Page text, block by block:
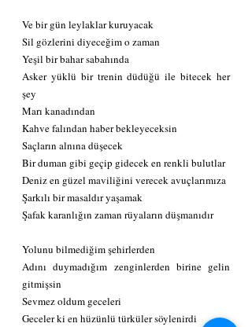
Ve bir gün leylaklar kuruyacak
Sil gözlerini diyeceğim o zaman
Yeşil bir bahar sabahında
Asker yüklü bir trenin düdüğü ile bitecek her
şey
Marı kanadından
Kahve falından haber bekleyeceksin
Saçların alnına düşecek
Bir duman gibi geçip gidecek en renkli bulutlar
Deniz en güzel maviliğini verecek avuçlarımıza
Şarkılı bir masaldır yaşamak
Şafak karanlığın zaman rüyaların düşmanıdır
Yolunu bilmediğim şehirlerden
Adını duymadığım zenginlerden birine gelin
gitmişsin
Sevmez oldum geceleri
Geceler ki en hüzünlü türküler söylenirdi